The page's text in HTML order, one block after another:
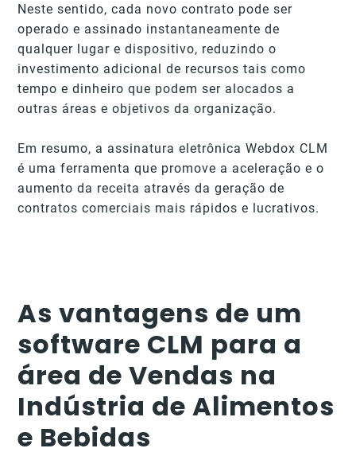
Neste sentido, cada novo contrato pode ser
operado e assinado instantaneamente de
qualquer lugar e dispositivo, reduzindo o
investimento adicional de recursos tais como
tempo e dinheiro que podem ser alocados a
outras áreas e objetivos da organização.
Em resumo, a assinatura eletrônica Webdox CLM
é uma ferramenta que promove a aceleração e o
aumento da receita através da geração de
contratos comerciais mais rápidos e lucrativos.
As vantagens de um
software CLM para a
área de Vendas na
Indústria de Alimentos
e Bebidas